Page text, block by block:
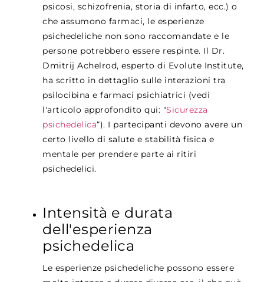
psicosi, schizofrenia, storia di infarto, ecc.) o
che assumono farmaci, le esperienze
psichedeliche non sono raccomandate e le
persone potrebbero essere respinte. Il Dr.
Dmitrij Achelrod, esperto di Evolute Institute,
ha scritto in dettaglio sulle interazioni tra
psilocibina e farmaci psichiatrici (vedi
l'articolo approfondito qui: "Sicurezza
psichedelica“). I partecipanti devono avere un
certo livello di salute e stabilità fisica e
mentale per prendere parte ai ritiri
psichedelici.
Intensità e durata
dell'esperienza
psichedelica
Le esperienze psichedeliche possono essere